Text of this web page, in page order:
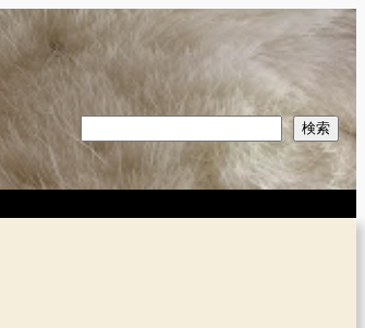
索
検索